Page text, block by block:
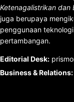
Ketenagalistrikan dan
juga berupaya
penggunaan
pertambangan.
Editorial Desk:
Business & Relations: